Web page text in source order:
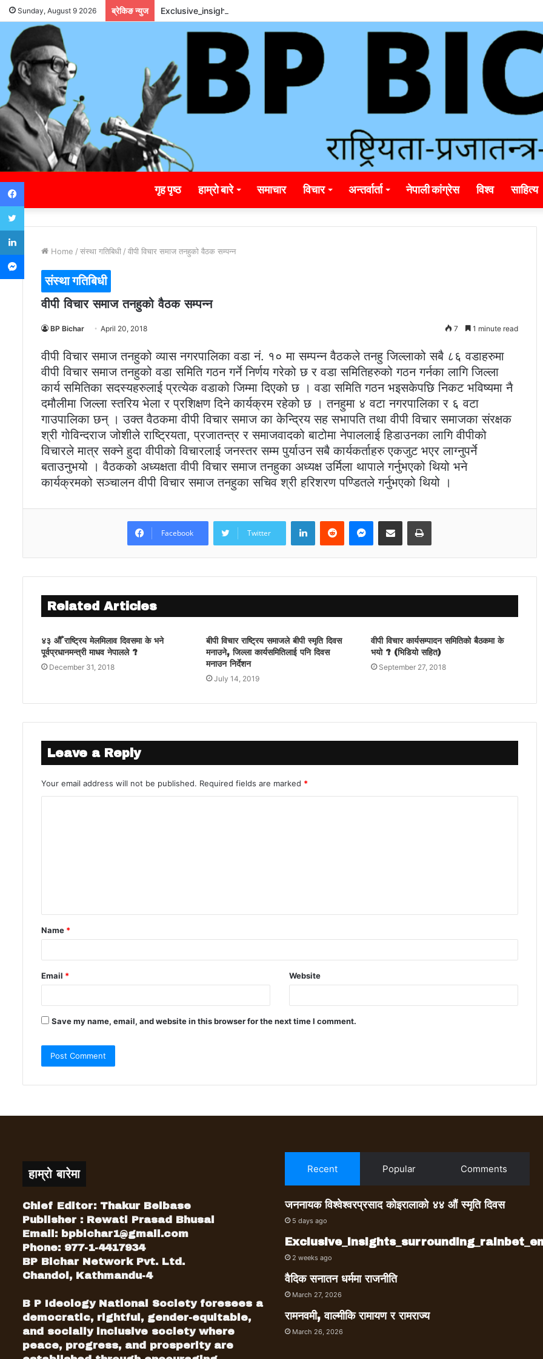
Sunday, August 9 2026 ब्रेकिङ न्युज Exclusive_insights_surrounding_rainbet_empower_informed_crypto_wagering_decision
गृह पृष्ठ हाम्रो बारे समाचार विचार अन्तर्वार्ता नेपाली कांग्रेस विश्व साहित्य
Home / संस्था गतिबिधी / वीपी विचार समाज तनहुको वैठक सम्पन्न
संस्था गतिबिधी
वीपी विचार समाज तनहुको वैठक सम्पन्न
BP Bichar April 20, 2018 7 1 minute read
वीपी विचार समाज तनहुको व्यास नगरपालिका वडा नं. १० मा सम्पन्न वैठकले तनहु जिल्लाको सबै ८६ वडाहरुमा
वीपी विचार समाज तनहुको वडा समिति गठन गर्ने निर्णय गरेको छ र वडा समितिहरुको गठन गर्नका लागि जिल्ला
कार्य समितिका सदस्यहरुलाई प्रत्येक वडाको जिम्मा दिएको छ । वडा समिति गठन भइसकेपछि निकट भविष्यमा नै
दमौलीमा जिल्ला स्तरिय भेला र प्रशिक्षण दिने कार्यक्रम रहेको छ । तनहुमा ४ वटा नगरपालिका र ६ वटा
गाउपालिका छन् । उक्त वैठकमा वीपी विचार समाज का केन्द्रिय सह सभापति तथा वीपी विचार समाजका संरक्षक
श्री गोविन्दराज जोशीले राष्ट्रियता, प्रजातन्त्र र समाजवादको बाटोमा नेपाललाई हिडाउनका लागि वीपीको
विचारले मात्र सक्ने हुदा वीपीको विचारलाई जनस्तर सम्म पुर्याउन सबै कार्यकर्ताहरु एकजुट भएर लाग्नुपर्ने
बताउनुभयो । वैठकको अध्यक्षता वीपी विचार समाज तनहुका अध्यक्ष उर्मिला थापाले गर्नुभएको थियो भने
कार्यक्रमको सञ्चालन वीपी विचार समाज तनहुका सचिव श्री हरिशरण पण्डितले गर्नुभएको थियो ।
Facebook Twitter
LinkedInReddit Messenger
Share via Email Print
Related Articles
४३ औैँ राष्ट्रिय मेलमिलाव दिवसमा के भने
पूर्वप्रधानमन्त्री माधव नेपालले ?
December 31, 2018
बीपी विचार राष्ट्रिय समाजले बीपी स्मृति दिवस
मनाउने, जिल्ला कार्यसमितिलाई पनि दिवस
मनाउन निर्देशन
July 14, 2019
वीपी विचार कार्यसम्पादन समितिको बैठकमा के
भयो ? (भिडियो सहित)
September 27, 2018
Leave a Reply
Your email address will not be published. Required fields are marked *
Name *
Email * Website
Save my name, email, and website in this browser for the next time I comment.
हाम्रो बारेमा
Chief Editor: Thakur Belbase
Publisher : Rewati Prasad Bhusal
Email: bpbichar1@gmail.com
Phone: 977-1-4417934
BP Bichar Network Pvt. Ltd.
Chandol, Kathmandu-4
B P Ideology National Society foresees a
democratic, rightful, gender-equitable,
and socially inclusive society where
peace, progress, and prosperity are
Recent Popular Comments
जननायक विश्वेश्वरप्रसाद कोइरालाको ४४ औं स्मृति दिवस
5 days ago
2 weeks ago
वैदिक सनातन धर्ममा राजनीति
March 27, 2026
रामनवमी, वाल्मीकि रामायण र रामराज्य
March 26, 2026
Facebook
Twitter
LinkedIn
Messenger